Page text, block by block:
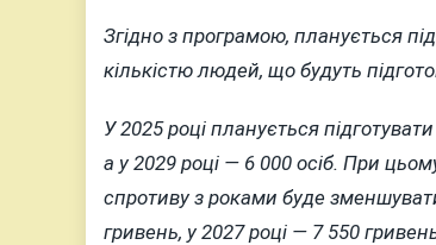
Згідно з програмою, планується
кількістю людей, що будуть
У 2025 році планується
а у 2029 році — 6 000 осіб. При
спротиву з роками буде
гривень, у 2027 році — 7 550